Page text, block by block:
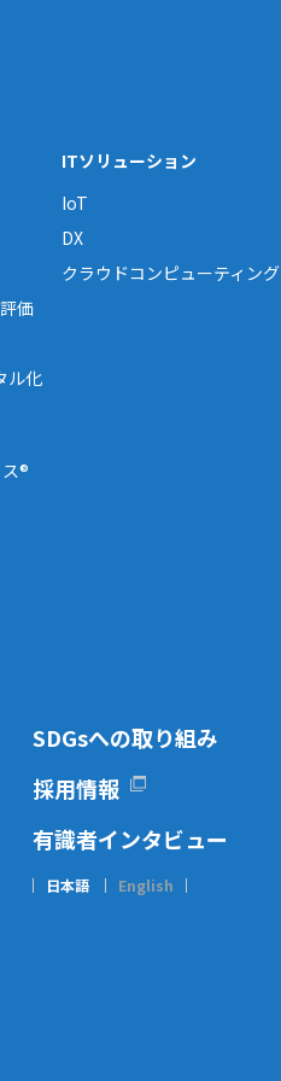
価
ル化
®
ITソリューション
IoT
DX
クラウドコンピューティング
SDGsへの取り組み
採用情報
有識者インタビュー
日本語 English